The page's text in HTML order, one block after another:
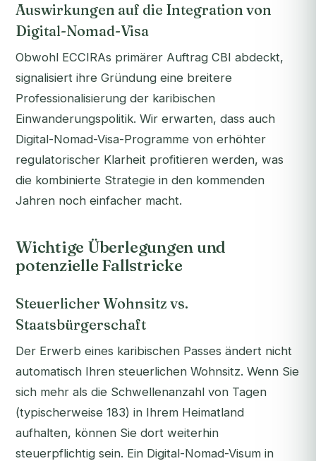
Auswirkungen auf die Integration von
Digital-Nomad-Visa
Obwohl ECCIRAs primärer Auftrag CBI abdeckt,
signalisiert ihre Gründung eine breitere
Professionalisierung der karibischen
Einwanderungspolitik. Wir erwarten, dass auch
Digital-Nomad-Visa-Programme von erhöhter
regulatorischer Klarheit profitieren werden, was
die kombinierte Strategie in den kommenden
Jahren noch einfacher macht.
Wichtige Überlegungen und
potenzielle Fallstricke
Steuerlicher Wohnsitz vs.
Staatsbürgerschaft
Der Erwerb eines karibischen Passes ändert nicht
automatisch Ihren steuerlichen Wohnsitz. Wenn Sie
sich mehr als die Schwellenanzahl von Tagen
(typischerweise 183) in Ihrem Heimatland
aufhalten, können Sie dort weiterhin
steuerpflichtig sein. Ein Digital-Nomad-Visum in